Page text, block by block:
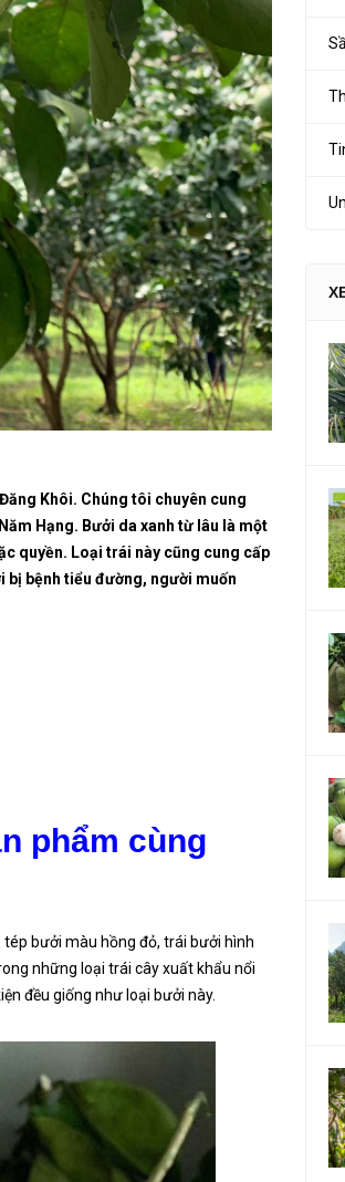
Khôi. Chúng tôi chuyên cung
Hạng. Bưởi da xanh từ lâu là một
quyền. Loại trái này cũng cung cấp
bị bệnh tiểu đường, người muốn
phẩm cùng
tép bưởi màu hồng đỏ, trái bưởi hình
những loại trái cây xuất khẩu nổi
đều giống như loại bưởi này.